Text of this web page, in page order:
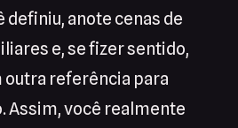
definiu, anote cenas de
e, se fizer sentido,
referência para
Assim, você realmente